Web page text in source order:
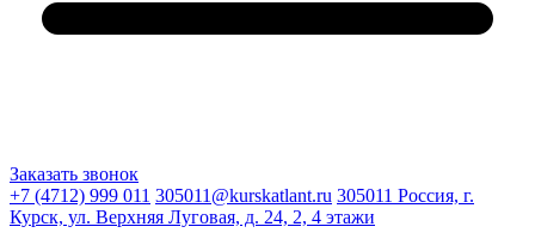
Заказать звонок
+7 (4712) 999 011 305011@kurskatlant.ru 305011 Россия, г.
Курск, ул. Верхняя Луговая, д. 24, 2, 4 этажи